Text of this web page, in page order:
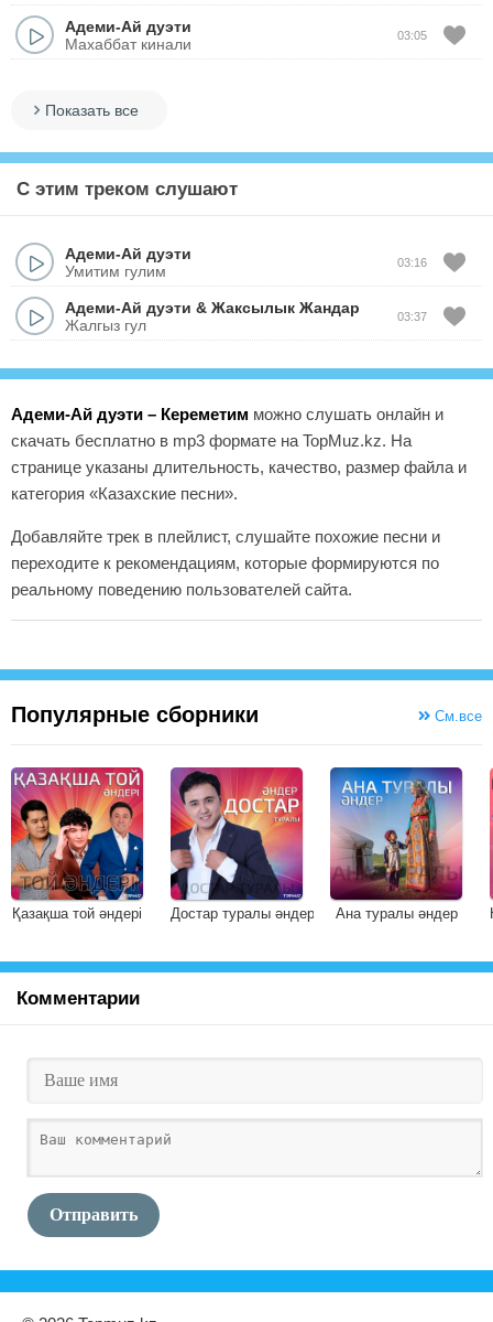
Адеми-Ай дуэти
Махаббат кинали
03:05
Показать все
С этим треком слушают
Адеми-Ай дуэти
Умитим гулим
03:16
Адеми-Ай дуэти & Жаксылык Жандар
Жалгыз гул
03:37
Адеми-Ай дуэти – Кереметим можно слушать онлайн и
скачать бесплатно в mp3 формате на TopMuz.kz. На
странице указаны длительность, качество, размер файла и
категория «Казахские песни».
Добавляйте трек в плейлист, слушайте похожие песни и
переходите к рекомендациям, которые формируются по
реальному поведению пользователей сайта.
Популярные сборники См.все
Қазақша той әндері Достар туралы әндер Ана туралы әндер
Комментарии
Отправить